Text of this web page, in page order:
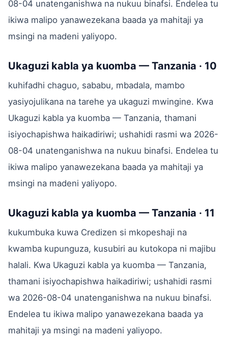
08-04 unatenganishwa na nukuu binafsi. Endelea tu
ikiwa malipo yanawezekana baada ya mahitaji ya
msingi na madeni yaliyopo.
Ukaguzi kabla ya kuomba — Tanzania · 10
kuhifadhi chaguo, sababu, mbadala, mambo
yasiyojulikana na tarehe ya ukaguzi mwingine. Kwa
Ukaguzi kabla ya kuomba — Tanzania, thamani
isiyochapishwa haikadiriwi; ushahidi rasmi wa 2026-
08-04 unatenganishwa na nukuu binafsi. Endelea tu
ikiwa malipo yanawezekana baada ya mahitaji ya
msingi na madeni yaliyopo.
Ukaguzi kabla ya kuomba — Tanzania · 11
kukumbuka kuwa Credizen si mkopeshaji na
kwamba kupunguza, kusubiri au kutokopa ni majibu
halali. Kwa Ukaguzi kabla ya kuomba — Tanzania,
thamani isiyochapishwa haikadiriwi; ushahidi rasmi
wa 2026-08-04 unatenganishwa na nukuu binafsi.
Endelea tu ikiwa malipo yanawezekana baada ya
mahitaji ya msingi na madeni yaliyopo.